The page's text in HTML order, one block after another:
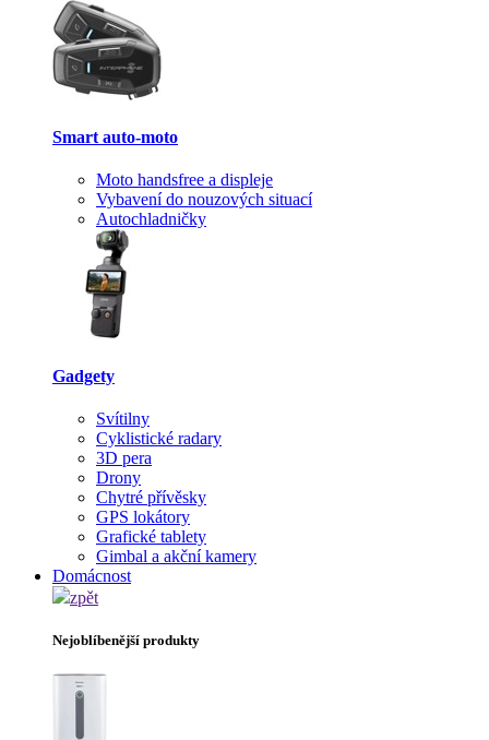
Smart auto-moto
Moto handsfree a displeje
Vybavení do nouzových situací
Autochladničky
Gadgety
Svítilny
Cyklistické radary
3D pera
Drony
Chytré přívěsky
GPS lokátory
Grafické tablety
Gimbal a akční kamery
Domácnost
zpět
Nejoblíbenější produkty